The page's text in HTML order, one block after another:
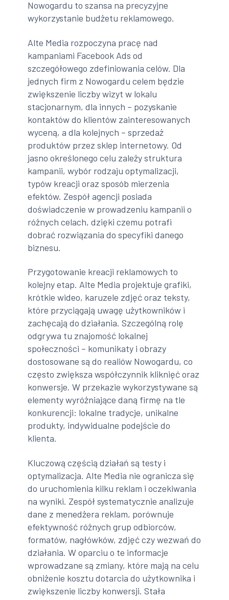
Nowogardu to szansa na precyzyjne
wykorzystanie budżetu reklamowego.
Alte Media rozpoczyna pracę nad
kampaniami Facebook Ads od
szczegółowego zdefiniowania celów. Dla
jednych firm z Nowogardu celem będzie
zwiększenie liczby wizyt w lokalu
stacjonarnym, dla innych – pozyskanie
kontaktów do klientów zainteresowanych
wyceną, a dla kolejnych – sprzedaż
produktów przez sklep internetowy. Od
jasno określonego celu zależy struktura
kampanii, wybór rodzaju optymalizacji,
typów kreacji oraz sposób mierzenia
efektów. Zespół agencji posiada
doświadczenie w prowadzeniu kampanii o
różnych celach, dzięki czemu potrafi
dobrać rozwiązania do specyfiki danego
biznesu.
Przygotowanie kreacji reklamowych to
kolejny etap. Alte Media projektuje grafiki,
krótkie wideo, karuzele zdjęć oraz teksty,
które przyciągają uwagę użytkowników i
zachęcają do działania. Szczególną rolę
odgrywa tu znajomość lokalnej
społeczności – komunikaty i obrazy
dostosowane są do realiów Nowogardu, co
często zwiększa współczynnik kliknięć oraz
konwersje. W przekazie wykorzystywane są
elementy wyróżniające daną firmę na tle
konkurencji: lokalne tradycje, unikalne
produkty, indywidualne podejście do
klienta.
Kluczową częścią działań są testy i
optymalizacja. Alte Media nie ogranicza się
do uruchomienia kilku reklam i oczekiwania
na wyniki. Zespół systematycznie analizuje
dane z menedżera reklam, porównuje
efektywność różnych grup odbiorców,
formatów, nagłówków, zdjęć czy wezwań do
działania. W oparciu o te informacje
wprowadzane są zmiany, które mają na celu
obniżenie kosztu dotarcia do użytkownika i
zwiększenie liczby konwersji. Stała